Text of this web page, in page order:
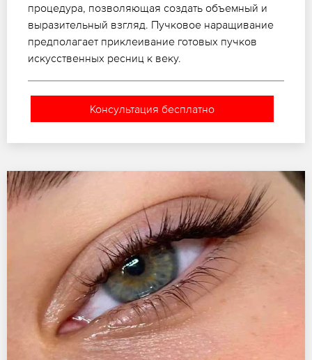
процедура, позволяющая создать объемный и
выразительный взгляд. Пучковое наращивание
предполагает приклеивание готовых пучков
искусственных ресниц к веку.
Консультация бесплатно